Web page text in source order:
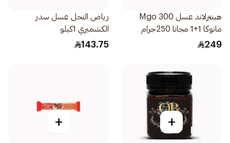
هينترلاند عسل 300 Mgo
مانوكا 1+1 مجانا 250جرام
249
رياض النحل عسل سدر
الكشميري 1كيلو
143.75
+
+